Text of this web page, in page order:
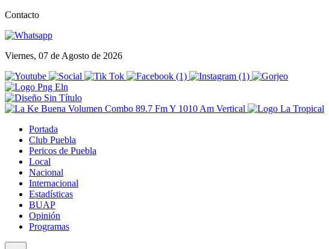
Contacto
Viernes, 07 de Agosto de 2026
Portada
Club Puebla
Pericos de Puebla
Local
Nacional
Internacional
Estadísticas
BUAP
Opinión
Programas